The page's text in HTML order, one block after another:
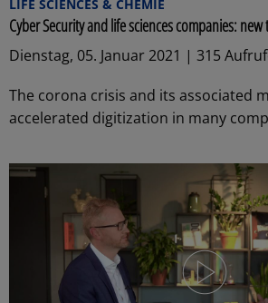
LIFE SCIENCES & CHEMIE
Cyber Security and life sciences companies:
Dienstag, 05. Januar 2021 | 315
The corona crisis and its associated
accelerated digitization in many